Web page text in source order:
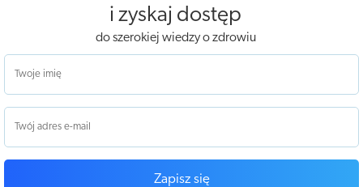
i zyskaj dostęp
do szerokiej wiedzy o zdrowiu
Zapisz się